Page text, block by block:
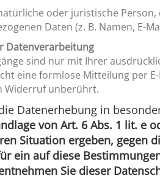
oder juristische
Daten (z. B. Namen, E-
Datenverarbeitung
sind nur mit Ihrer
eine formlose Mitteilung per
Widerruf unberührt.
Datenerhebung in
von Art. 6 Abs. 1 lit. e
Situation ergeben, gegen
ein auf diese
Sie dieser